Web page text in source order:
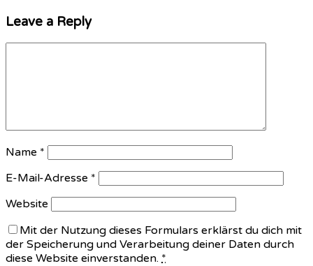
Leave a Reply
Name *
E-Mail-Adresse *
Website
Mit der Nutzung dieses Formulars erklärst du dich mit
der Speicherung und Verarbeitung deiner Daten durch
diese Website einverstanden. *